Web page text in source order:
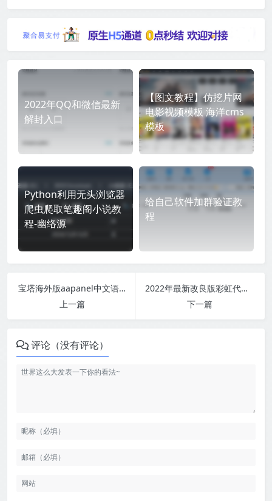
2022年QQ和微信最新
解封入口
【图文教程】仿挖片网
电影视频模板 海洋cms
模板
Python利用无头浏览器
爬虫爬取笔趣阁小说教
程-幽络源
给自己软件加群验证教
程
宝塔海外版aapanel中文语言包
上一篇
2022年最新改良版彩虹代刷知识付费模板系统
下一篇
评论（没有评论）